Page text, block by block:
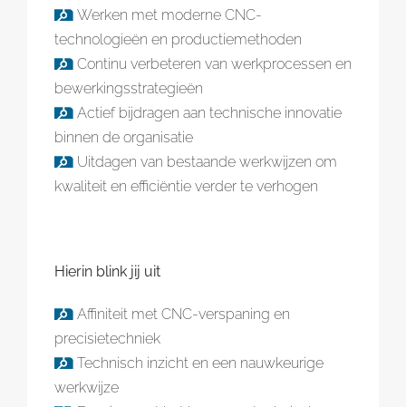
Werken met moderne CNC-
technologieën en productiemethoden
Continu verbeteren van werkprocessen en
bewerkingsstrategieën
Actief bijdragen aan technische innovatie
binnen de organisatie
Uitdagen van bestaande werkwijzen om
kwaliteit en efficiëntie verder te verhogen
Hierin blink jij uit
Affiniteit met CNC-verspaning en
precisietechniek
Technisch inzicht en een nauwkeurige
werkwijze